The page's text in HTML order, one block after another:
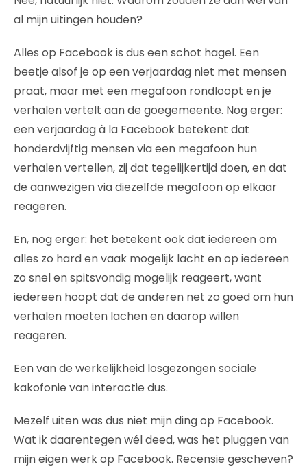
al mijn uitingen houden?
Alles op Facebook is dus een schot hagel. Een
beetje alsof je op een verjaardag niet met mensen
praat, maar met een megafoon rondloopt en je
verhalen vertelt aan de goegemeente. Nog erger:
een verjaardag à la Facebook betekent dat
honderdvijftig mensen via een megafoon hun
verhalen vertellen, zij dat tegelijkertijd doen, en dat
de aanwezigen via diezelfde megafoon op elkaar
reageren.
En, nog erger: het betekent ook dat iedereen om
alles zo hard en vaak mogelijk lacht en op iedereen
zo snel en spitsvondig mogelijk reageert, want
iedereen hoopt dat de anderen net zo goed om hun
verhalen moeten lachen en daarop willen
reageren.
Een van de werkelijkheid losgezongen sociale
kakofonie van interactie dus.
Mezelf uiten was dus niet mijn ding op Facebook.
Wat ik daarentegen wél deed, was het pluggen van
mijn eigen werk op Facebook. Recensie gescheven?